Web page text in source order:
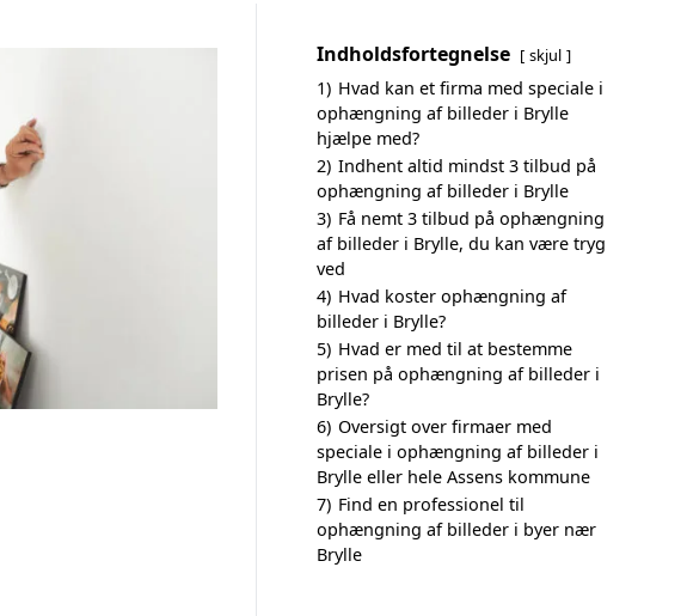
Indholdsfortegnelse skjul
1) Hvad kan et firma med speciale i
ophængning af billeder i Brylle
hjælpe med?
2) Indhent altid mindst 3 tilbud på
ophængning af billeder i Brylle
3) Få nemt 3 tilbud på ophængning
af billeder i Brylle, du kan være tryg
ved
4) Hvad koster ophængning af
billeder i Brylle?
5) Hvad er med til at bestemme
prisen på ophængning af billeder i
Brylle?
6) Oversigt over firmaer med
speciale i ophængning af billeder i
Brylle eller hele Assens kommune
7) Find en professionel til
ophængning af billeder i byer nær
Brylle